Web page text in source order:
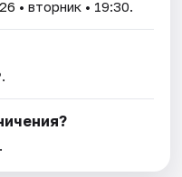
• вторник • 19:30.